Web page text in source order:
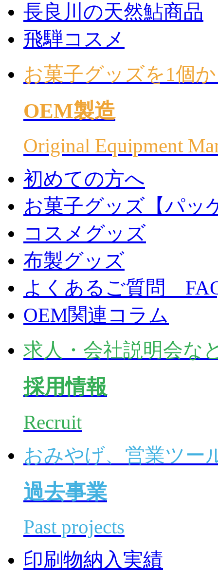
長良川の天然鮎商品
飛騨コスメ
お菓子グッズを1個
OEM製造
Original Equipment
初めての方へ
お菓子グッズ【パッ
コスメグッズ
布製グッズ
よくあるご質問
OEM関連コラム
求人・会社説明会な
採用情報
Recruit
おみやげ、営業ツー
過去事業
Past projects
印刷物納入実績